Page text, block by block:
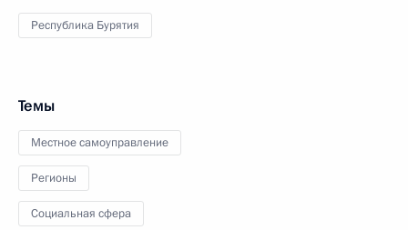
Республика Бурятия
Темы
Местное самоуправление
Регионы
Социальная сфера